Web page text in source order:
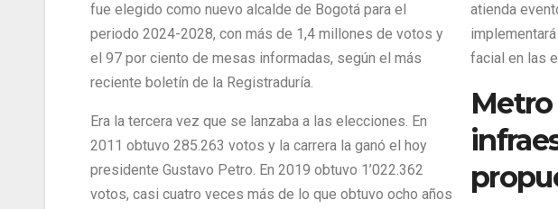
fue elegido como nuevo alcalde de Bogotá para el
periodo 2024-2028, con más de 1,4 millones de votos y
el 97 por ciento de mesas informadas, según el más
reciente boletín de la Registraduría.
Era la tercera vez que se lanzaba a las elecciones. En
2011 obtuvo 285.263 votos y la carrera la ganó el hoy
presidente Gustavo Petro. En 2019 obtuvo 1’022.362
votos, casi cuatro veces más de lo que obtuvo ocho años
atienda
facial en las